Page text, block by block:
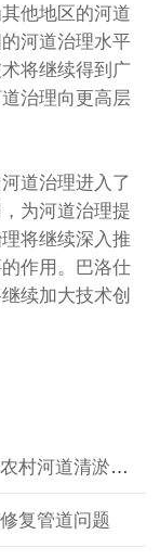
他地区的河道
河道治理水平
将继续得到广
治理向更高层
道治理进入了
为河道治理提
将继续深入推
作用。巴洛仕
续加大技术创
上一篇 : 高效清淤，打造美丽乡村——农村河道清淤服务报价
复管道问题